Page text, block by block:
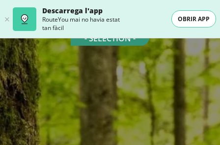
Descarrega l'app
RouteYou mai no havia estat
tan fàcil
OBRIR APP
- SELECTION -